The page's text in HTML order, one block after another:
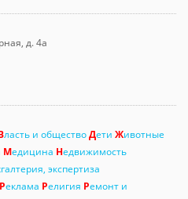
д. 4а
ласть и обществоДети Животные
Медицина Недвижимость
экспертиза
Реклама Религия Ремонт и